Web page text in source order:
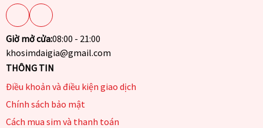
Giờ mở cửa:08:00 - 21:00
khosimdaigia@gmail.com
THÔNG TIN
Điều khoản và điều kiện giao dịch
Chính sách bảo mật
Cách mua sim và thanh toán